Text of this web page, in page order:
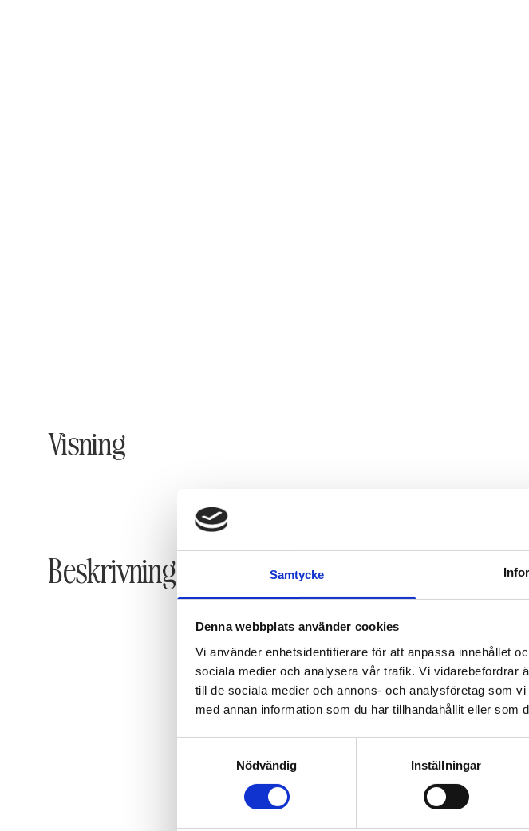
Samtycke
Denna webbplats använder cookies
Vi använder enhetsidentifierare för att anpassa innehållet
sociala medier och analysera vår trafik. Vi vidarebefordrar
till de sociala medier och annons- och analysföretag som
med annan information som du har tillhandahållit eller som
Nödvändig
Inställningar
Visning
Beskrivning